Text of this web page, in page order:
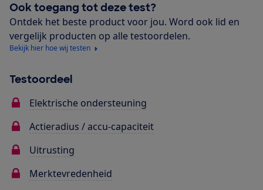
Ook toegang tot deze test?
Ontdek het beste product voor jou. Word ook lid en
vergelijk producten op alle testoordelen.
Bekijk hier hoe wij testen
Testoordeel
Elektrische ondersteuning
Actieradius / accu-capaciteit
Uitrusting
Merktevredenheid